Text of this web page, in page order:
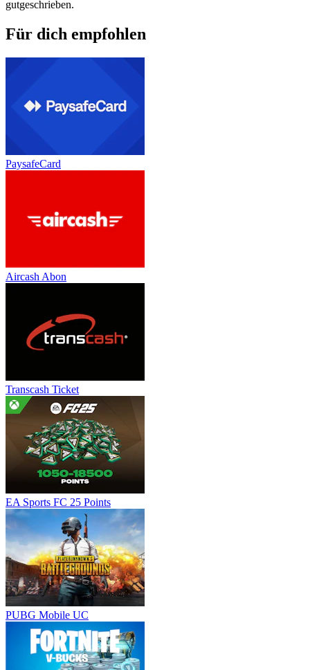
gutgeschrieben.
Für dich empfohlen
PaysafeCard
Aircash Abon
Transcash Ticket
EA Sports FC 25 Points
PUBG Mobile UC